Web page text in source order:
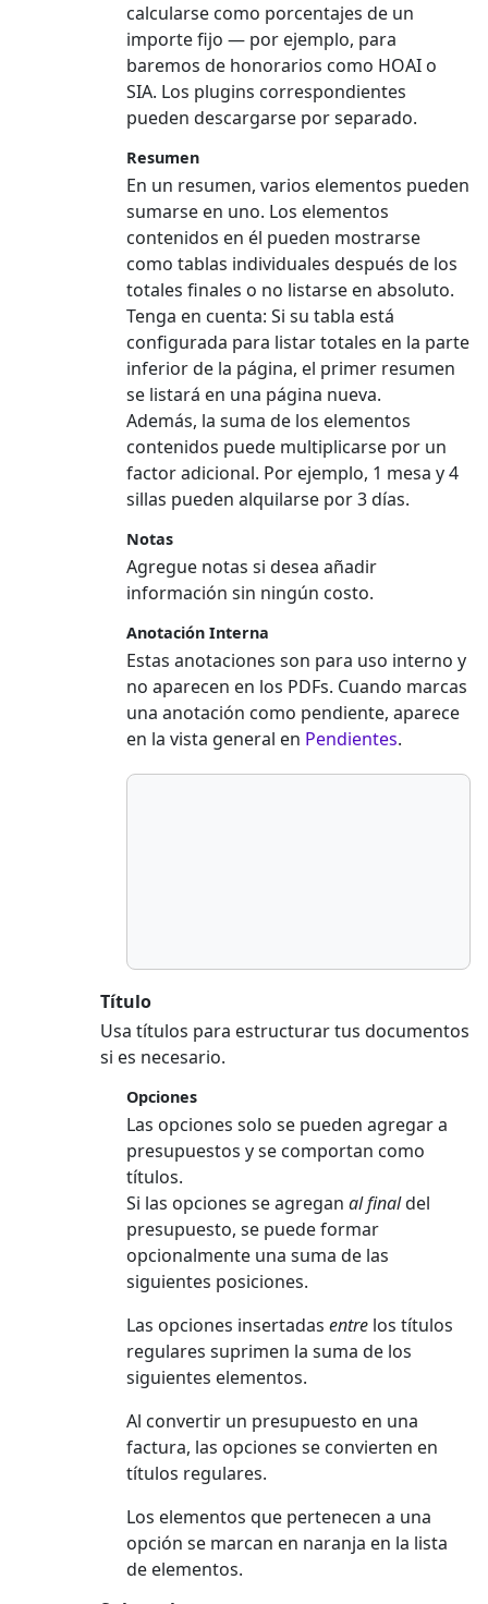
calcularse como porcentajes de un
importe fijo — por ejemplo, para
baremos de honorarios como HOAI o
SIA. Los plugins correspondientes
pueden descargarse por separado.
Resumen
En un resumen, varios elementos pueden
sumarse en uno. Los elementos
contenidos en él pueden mostrarse
como tablas individuales después de los
totales finales o no listarse en absoluto.
Tenga en cuenta: Si su tabla está
configurada para listar totales en la parte
inferior de la página, el primer resumen
se listará en una página nueva.
Además, la suma de los elementos
contenidos puede multiplicarse por un
factor adicional. Por ejemplo, 1 mesa y 4
sillas pueden alquilarse por 3 días.
Notas
Agregue notas si desea añadir
información sin ningún costo.
Anotación Interna
Estas anotaciones son para uso interno y
no aparecen en los PDFs. Cuando marcas
una anotación como pendiente, aparece
en la vista general en Pendientes.
Título
Usa títulos para estructurar tus documentos
si es necesario.
Opciones
Las opciones solo se pueden agregar a
presupuestos y se comportan como
títulos.
Si las opciones se agregan al finaldel
presupuesto, se puede formar
opcionalmente una suma de las
siguientes posiciones.
Las opciones insertadas entre los títulos
regulares suprimen la suma de los
siguientes elementos.
Al convertir un presupuesto en una
factura, las opciones se convierten en
títulos regulares.
Los elementos que pertenecen a una
opción se marcan en naranja en la lista
de elementos.